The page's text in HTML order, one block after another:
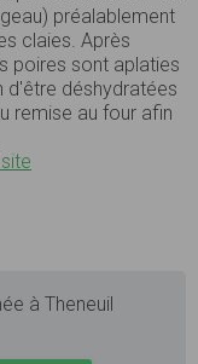
préalablement
claies. Après
poires sont aplaties
d'être déshydratées
remise au four afin
à Theneuil